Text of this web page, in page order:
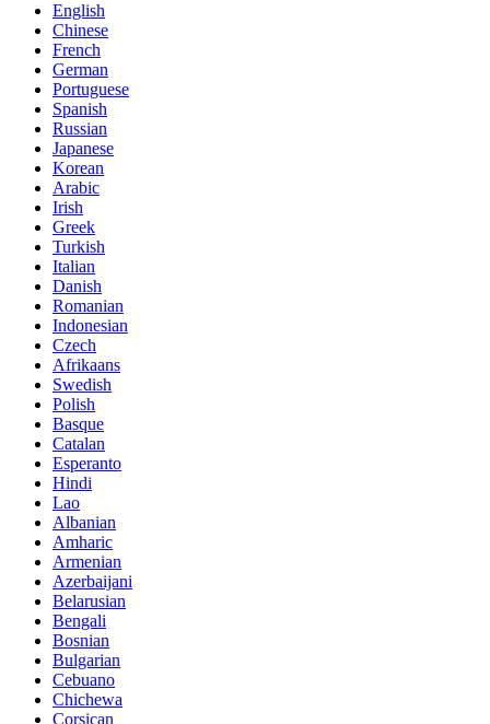
English
Chinese
French
German
Portuguese
Spanish
Russian
Japanese
Korean
Arabic
Irish
Greek
Turkish
Italian
Danish
Romanian
Indonesian
Czech
Afrikaans
Swedish
Polish
Basque
Catalan
Esperanto
Hindi
Lao
Albanian
Amharic
Armenian
Azerbaijani
Belarusian
Bengali
Bosnian
Bulgarian
Cebuano
Chichewa
Corsican